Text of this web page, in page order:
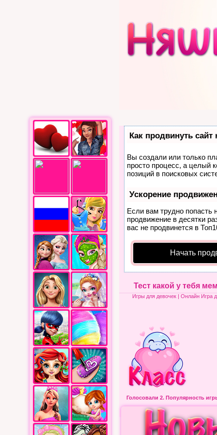
Как продвинуть
Вы создали или только
просто процесс, а целый
позиций в поисковых
Ускорение
Если вам трудно попасть
продвижение в десятки
вас не продвинется в
Начать
Тест какой у тебя
Игры для девочек| Онлайн Игра
Голосовали 2. Популярность